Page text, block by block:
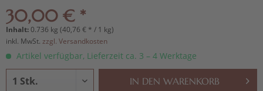
30,00 € *
Inhalt:0.736 kg (40,76 € * / 1 kg)
inkl. MwSt. zzgl. Versandkosten
Artikel verfügbar, Lieferzeit ca. 3 – 4 Werktage
IN DEN WARENKORB